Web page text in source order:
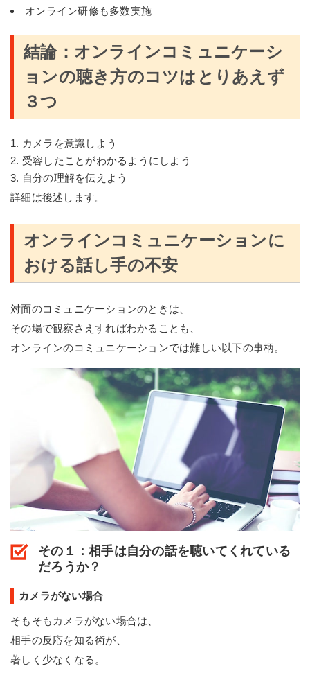
オンライン研修も多数実施
結論：オンラインコミュニケーシ
ョンの聴き方のコツはとりあえず
３つ
カメラを意識しよう
受容したことがわかるようにしよう
自分の理解を伝えよう
詳細は後述します。
オンラインコミュニケーションに
おける話し手の不安
対面のコミュニケーションのときは、
その場で観察さえすればわかることも、
オンラインのコミュニケーションでは難しい以下の事柄。
その１：相手は自分の話を聴いてくれている
だろうか？
カメラがない場合
そもそもカメラがない場合は、
相手の反応を知る術が、
著しく少なくなる。